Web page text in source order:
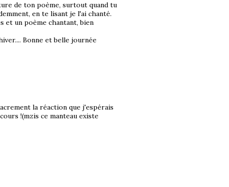
de ton poème, surtout quand tu
en te lisant je l'ai chanté.
et un poème chantant, bien
Bonne et belle journée
la réaction que j'espérais
!(mzis ce manteau existe